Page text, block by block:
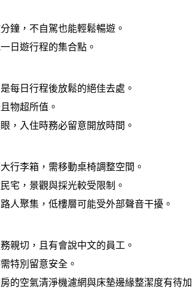
鐘，不自駕也能輕鬆暢遊。
日遊行程的集合點。
每日行程後放鬆的絕佳去處。
物超所值。
，入住時務必留意開放時間。
行李箱，需移動桌椅調整空間。
宅，景觀與採光較受限制。
人聚集，低樓層可能受外部聲音干擾。
親切，且有會說中文的員工。
特別留意安全。
的空氣清淨機濾網與床墊邊緣整潔度有待加